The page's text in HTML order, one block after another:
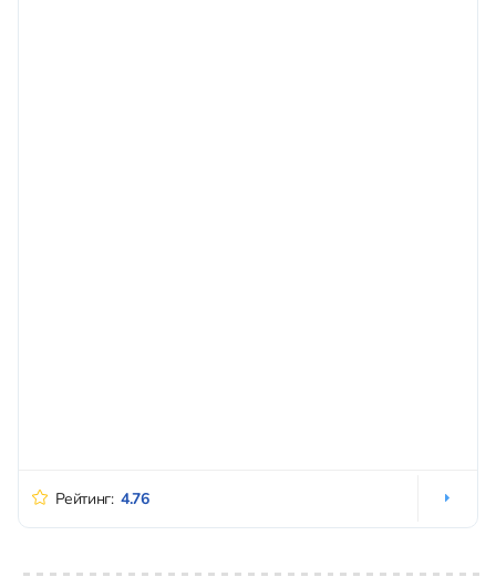
Рейтинг: 4.76